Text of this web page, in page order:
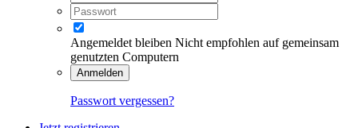
Angemeldet bleiben Nicht empfohlen auf gemeinsam
genutzten Computern
Anmelden
Passwort vergessen?